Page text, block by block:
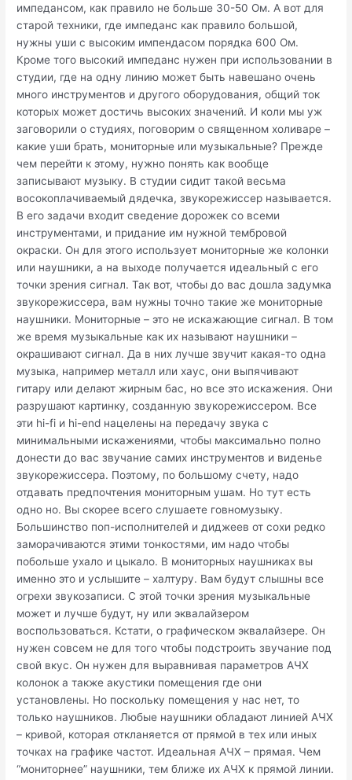
импедансом, как правило не больше 30-50 Ом. А вот для
старой техники, где импеданс как правило большой,
нужны уши с высоким импендасом порядка 600 Ом.
Кроме того высокий импеданс нужен при использовании в
студии, где на одну линию может быть навешано очень
много инструментов и другого оборудования, общий ток
которых может достичь высоких значений. И коли мы уж
заговорили о студиях, поговорим о священном холиваре –
какие уши брать, мониторные или музыкальные? Прежде
чем перейти к этому, нужно понять как вообще
записывают музыку. В студии сидит такой весьма
восокоплачиваемый дядечка, звукорежиссер называется.
В его задачи входит сведение дорожек со всеми
инструментами, и придание им нужной тембровой
окраски. Он для этого использует мониторные же колонки
или наушники, а на выходе получается идеальный с его
точки зрения сигнал. Так вот, чтобы до вас дошла задумка
звукорежиссера, вам нужны точно такие же мониторные
наушники. Мониторные – это не искажающие сигнал. В том
же время музыкальные как их называют наушники –
окрашивают сигнал. Да в них лучше звучит какая-то одна
музыка, например металл или хаус, они выпячивают
гитару или делают жирным бас, но все это искажения. Они
разрушают картинку, созданную звукорежиссером. Все
эти hi-fi и hi-end нацелены на передачу звука с
минимальными искажениями, чтобы максимально полно
донести до вас звучание самих инструментов и виденье
звукорежиссера. Поэтому, по большому счету, надо
отдавать предпочтения мониторным ушам. Но тут есть
одно но. Вы скорее всего слушаете говномузыку.
Большинство поп-исполнителей и диджеев от сохи редко
заморачиваются этими тонкостями, им надо чтобы
побольше ухало и цыкало. В мониторных наушниках вы
именно это и услышите – халтуру. Вам будут слышны все
огрехи звукозаписи. С этой точки зрения музыкальные
может и лучше будут, ну или эквалайзером
воспользоваться. Кстати, о графическом эквалайзере. Он
нужен совсем не для того чтобы подстроить звучание под
свой вкус. Он нужен для выравнивая параметров АЧХ
колонок а также акустики помещения где они
установлены. Но поскольку помещения у нас нет, то
только наушников. Любые наушники обладают линией АЧХ
– кривой, которая откланяется от прямой в тех или иных
точках на графике частот. Идеальная АЧХ – прямая. Чем
“мониторнее” наушники, тем ближе их АЧХ к прямой линии.